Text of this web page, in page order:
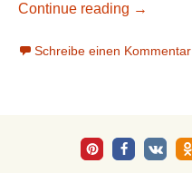
Continue reading →
Schreibe einen Kommentar